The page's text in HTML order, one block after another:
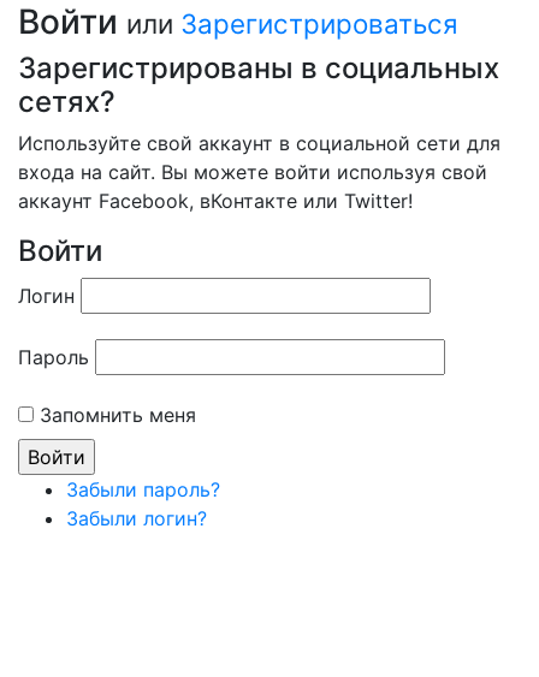
Войти или Зарегистрироваться
Зарегистрированы в социальных
сетях?
Используйте свой аккаунт в социальной сети для
входа на сайт. Вы можете войти используя свой
аккаунт Facebook, вКонтакте или Twitter!
Войти
Логин
Пароль
Запомнить меня
Забыли пароль?
Забыли логин?